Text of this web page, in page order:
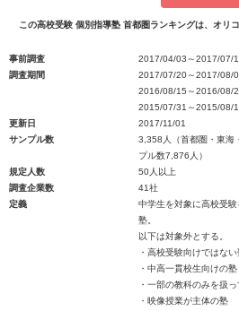
この高校受験 個別指導塾 首都圏ランキングは、オリ
事前調査
2017/04/03～2017/07/
調査期間
2017/07/20～2017/08/
2016/08/15～2016/08/
2015/07/31～2015/08/
更新日
2017/11/01
サンプル数
3,358人（首都圏・東海
プル数7,876人）
規定人数
50人以上
調査企業数
41社
定義
中学生を対象に高校受
塾。
以下は対象外とする。
・高校受験向けではない
・中高一貫校生向けの塾
・一部の教科のみを扱
・映像授業が主体の塾